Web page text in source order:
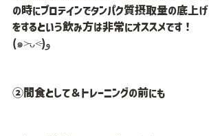
の時にプロテインでタンパク質摂取量の底上げ
をするという飲み方は非常にオススメです！
(๑˃̵ᴗ˂̵)و
②間食として＆トレーニングの前にも